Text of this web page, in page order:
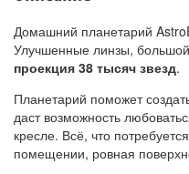
Домашний планетарий
Улучшенные линзы,
проекция 38 тысяч звезд.
Планетарий поможет
даст возможность
кресле. Всё, что
помещении, ровная